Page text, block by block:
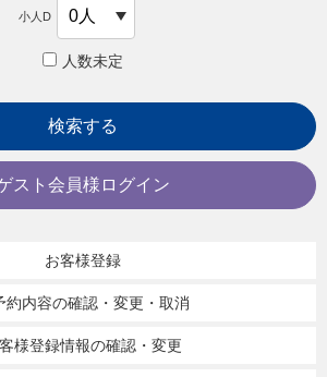
小人D
人数未定
検索する
スト会員様ログイン
お客様登録
約内容の確認・変更・取消
様登録情報の確認・変更